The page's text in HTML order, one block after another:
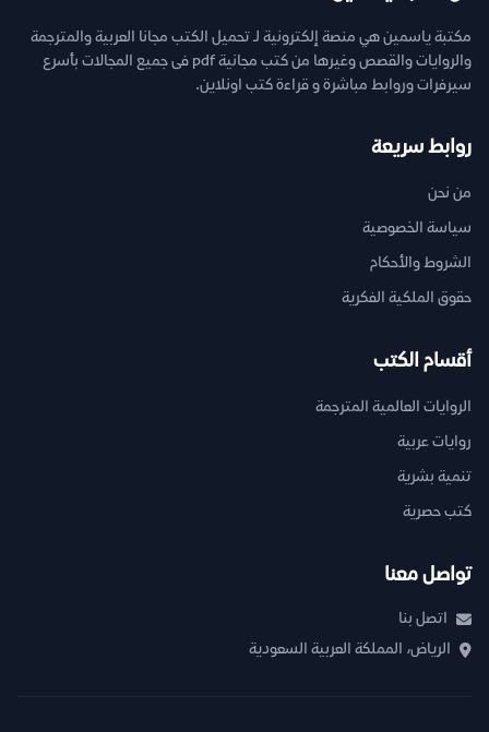
مكتبة ياسمين هي منصة إلكترونية لـ تحميل الكتب مجانا العربية والمترجمة
والروايات والقصص وغيرها من كتب مجانية pdf فى جميع المجالات بأسرع
سيرفرات وروابط مباشرة و قراءة كتب اونلاين.
روابط سريعة
من نحن
سياسة الخصوصية
الشروط والأحكام
حقوق الملكية الفكرية
أقسام الكتب
الروايات العالمية المترجمة
روايات عربية
تنمية بشرية
كتب حصرية
تواصل معنا
اتصل بنا
الرياض، المملكة العربية السعودية